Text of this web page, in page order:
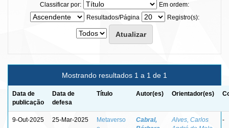
Classificar por:
Em ordem:
Resultados/Página
Registro(s):
Mostrando resultados 1 a 1 de 1
Data de
publicação
Data de
defesa
Título Autor(es) Orientador(es)
9-Out-2025 25-Mar-2025
Metaverso
Cabral,
Alves, Carlos
-